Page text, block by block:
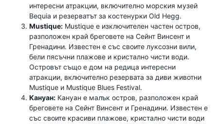
интересни атракции, включително морския музей
Bequia и резерватът за костенурки Old Hegg.
Mustique: Mustique е изключителен частен остров,
разположен край бреговете на Сейнт Винсент и
Гренадини. Известен е със своите луксозни вили,
бели пясъчни плажове и кристално чисти води.
Островът също е дом на редица интересни
атракции, включително резервата за диви животни
Mustique и Mustique Blues Festival.
Кануан: Кануан е малък остров, разположен край
бреговете на Сейнт Винсент и Гренадини. Известен е
със своите красиви плажове, кристално чисти води